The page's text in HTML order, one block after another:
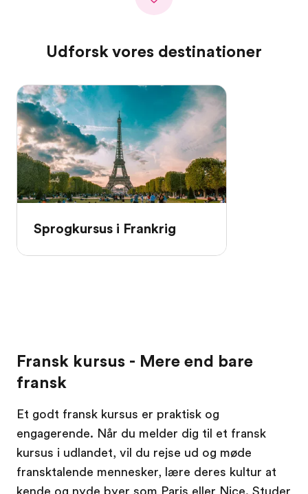
Udforsk vores destinationer
Sprogkursus i Frankrig
Fransk kursus - Mere end bare
fransk
Et godt fransk kursus er praktisk og
engagerende. Når du melder dig til et fransk
kursus i udlandet, vil du rejse ud og møde
fransktalende mennesker, lære deres kultur at
kende og nyde byer som Paris eller Nice. Studer